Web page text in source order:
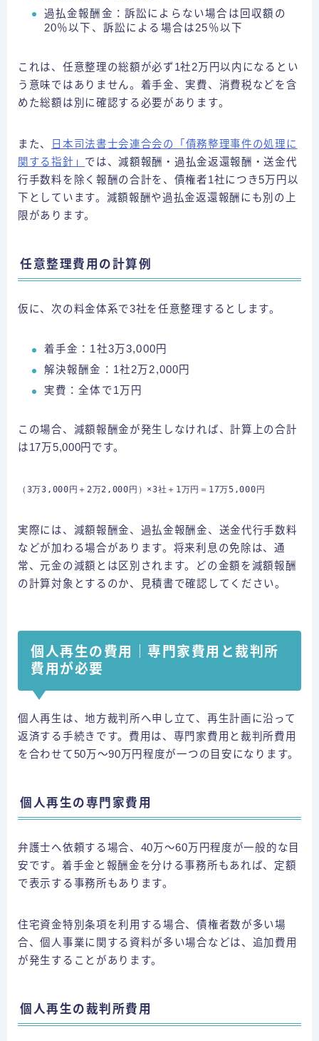
過払金報酬金：訴訟によらない場合は回収額の
20％以下、訴訟による場合は25％以下
これは、任意整理の総額が必ず1社2万円以内になるとい
う意味ではありません。着手金、実費、消費税などを含
めた総額は別に確認する必要があります。
また、
日本司法書士会連合会の「債務整理事件の処理に
関する指針」 では、減額報酬・過払金返還報酬・送金代
行手数料を除く報酬の合計を、債権者1社につき5万円以
下としています。減額報酬や過払金返還報酬にも別の上
限があります。
任意整理費用の計算例
仮に、次の料金体系で3社を任意整理するとします。
着手金：1社3万3,000円
解決報酬金：1社2万2,000円
実費：全体で1万円
この場合、減額報酬金が発生しなければ、計算上の合計
は17万5,000円です。
（3万3,000円＋2万2,000円）×3社＋1万円＝17万5,000円
実際には、減額報酬金、過払金報酬金、送金代行手数料
などが加わる場合があります。将来利息の免除は、通
常、元金の減額とは区別されます。どの金額を減額報酬
の計算対象とするのか、見積書で確認してください。
個人再生の費用｜専門家費用と裁判所
費用が必要
個人再生は、地方裁判所へ申し立て、再生計画に沿って
返済する手続きです。費用は、専門家費用と裁判所費用
を合わせて50万〜90万円程度が一つの目安になります。
個人再生の専門家費用
弁護士へ依頼する場合、40万〜60万円程度が一般的な目
安です。着手金と報酬金を分ける事務所もあれば、定額
で表示する事務所もあります。
住宅資金特別条項を利用する場合、債権者数が多い場
合、個人事業に関する資料が多い場合などは、追加費用
が発生することがあります。
個人再生の裁判所費用